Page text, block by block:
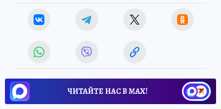
ЧИТАЙТЕ НАС В МАХ!